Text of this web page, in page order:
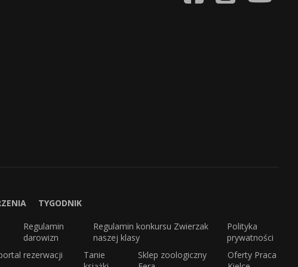
TYGODNIK
Regulamin
darowizn
Regulamin konkursu Zwierzak
naszej klasy
Polityka
prywatności
rezerwacji
Tanie
Sklep zoologiczny
Oferty Praca